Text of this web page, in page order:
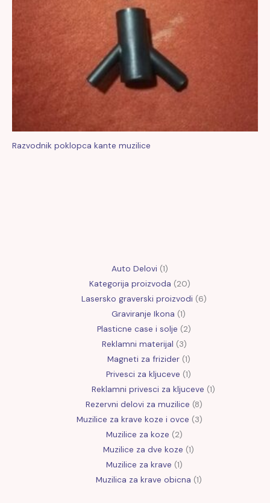
Razvodnik poklopca kante muzilice
Auto Delovi 1
Kategorija proizvoda 20
Lasersko graverski proizvodi
6
Graviranje Ikona 1
Plasticne case i solje
2
Reklamni materijal 3
Magneti za frizider 1
Privesci za kljuceve 1
Reklamni privesci za kljuceve 1
Rezervni delovi za muzilice 8
Muzilice za krave koze i ovce
3
Muzilice za koze 2
Muzilice za dve koze 1
Muzilice za krave 1
Muzilica za krave obicna 1